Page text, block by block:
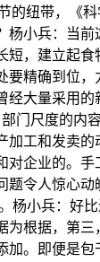
纽带，《
小兵：当
，建立起
精确到位
大量采用
门尺度的
工和发卖
企业的。
令人惊心
小兵：好
根据，第
。即便是